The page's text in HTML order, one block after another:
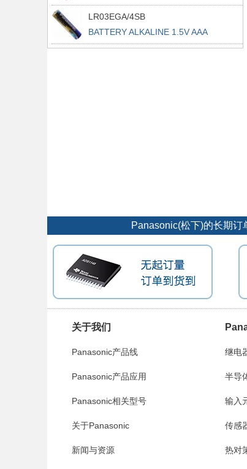
LR03EGA/4SB
BATTERY ALKALINE 1.5V AAA
Panasonic(松下)的长期
关于我们
Panasonic产品线
Panasonic产品应用
Panasonic相关型号
关于Panasonic
新闻与资源
继电
半导
输入
传感
热对